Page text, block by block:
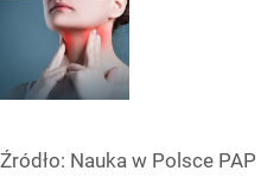
Źródło: Nauka w Polsce PAP